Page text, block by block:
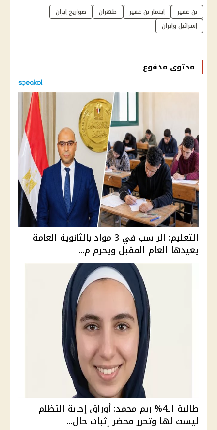
بن غفير إيتمار بن غفير طهران
صواريخ إيران
إسرائيل وإيران
محتوى مدفوع
التعليم: الراسب في 3 مواد بالثانوية العامة
يعيدها العام المقبل ويحرم م...
طالبة الـ4% ريم محمد: أوراق إجابة التظلم
ليست لها وتحرر محضر إثبات حال...